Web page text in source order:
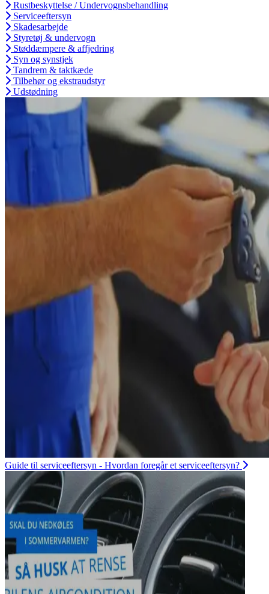
Rustbeskyttelse / Undervognsbehandling
Serviceeftersyn
Skadesarbejde
Styretøj & undervogn
Støddæmpere & affjedring
Syn og synstjek
Tandrem & taktkæde
Tilbehør og ekstraudstyr
Udstødning
Guide til serviceeftersyn - Hvordan foregår et serviceeftersyn?